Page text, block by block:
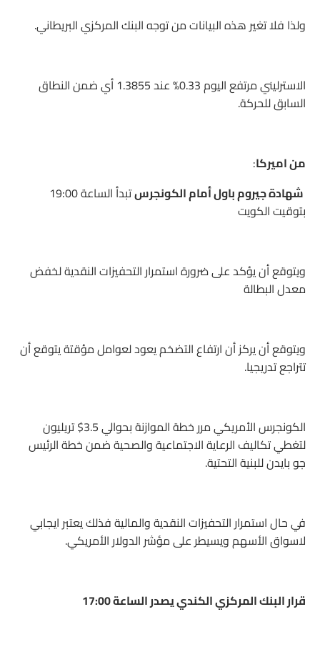
ولذا فلا تغير هذه البيانات من توجه البنك المركزي البريطاني.
الاسترليني مرتفع اليوم 0.33% عند 1.3855 أي ضمن النطاق
السابق للحركة.
من اميركا:
شهادة جيروم باول أمام الكونجرس
تبدأ الساعة 19:00
بتوقيت الكويت
ويتوقع أن يؤكد على ضرورة استمرار التحفيزات النقدية لخفض
معدل البطالة
ويتوقع أن يركز أن ارتفاع التضخم يعود لعوامل مؤقتة يتوقع أن
تتراجع تدريجيا.
الكونجرس الأمريكي مرر خطة الموازنة بحوالي 3.5$ تريليون
لتغطي تكاليف الرعاية الاجتماعية والصحية ضمن خطة الرئيس
جو بايدن للبنية التحتية.
في حال استمرار التحفيزات النقدية والمالية فذلك يعتبر ايجابي
لاسواق الأسهم ويسيطر على مؤشر الدولار الأمريكي.
قرار البنك المركزي الكندي يصدر الساعة 17:00